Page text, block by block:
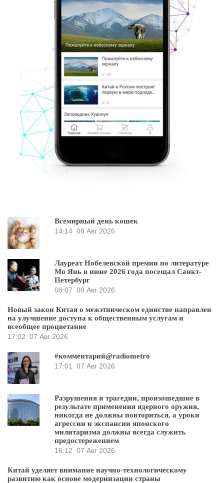
Всемирный день кошек
14:14 08 Авг 2026
Лауреат Нобелевской премии по литературе
Мо Янь в июне 2026 года посещал Санкт-
Петербург
08:07 08 Авг 2026
Новый закон Китая о межэтническом единстве направлен
на улучшение доступа к общественным услугам и
всеобщее процветание
17:02 07 Авг 2026
#комментарий@radiometro
17:01
07 Авг 2026
Разрушения и трагедии, произошедшие в
результате применения ядерного оружия,
никогда не должны повториться, а уроки
агрессии и экспансии японского
милитаризма должны всегда служить
предостережением
16:12 07 Авг 2026
Китай уделяет внимание научно-технологическому
развитию как основе модернизации страны